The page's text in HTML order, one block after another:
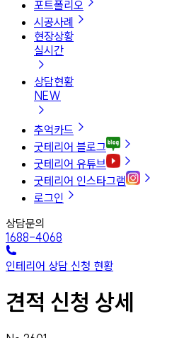
포트폴리오
시공사례
현장상황
실시간
상담현황
NEW
추억카드
굿테리어 블로그
굿테리어 유튜브
굿테리어 인스타그램
로그인
상담문의
1688-4068
인테리어 상담 신청 현황
견적 신청 상세